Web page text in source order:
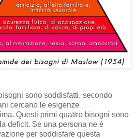
sono soddisfatti, secondo
cercano le esigenze
Questi primi quattro bisogni sono
deficit. Se una persona ne è
per soddisfare questa